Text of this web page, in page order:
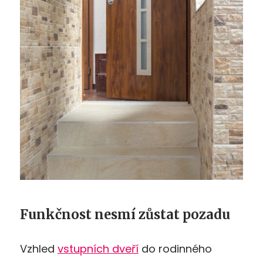
Funkčnost nesmí zůstat pozadu
Vzhled vstupních dveří do rodinného